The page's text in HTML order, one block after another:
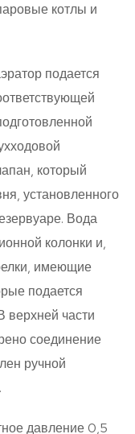
котлы и
подается
который
установленного
Вода
колонки и,
имеющие
подается
верхней части
соединение
ручной
давление 0,5